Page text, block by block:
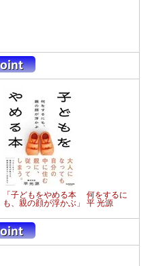
「子どもをやめる本 何をするに
も、親の顔が浮かぶ」 平 光源